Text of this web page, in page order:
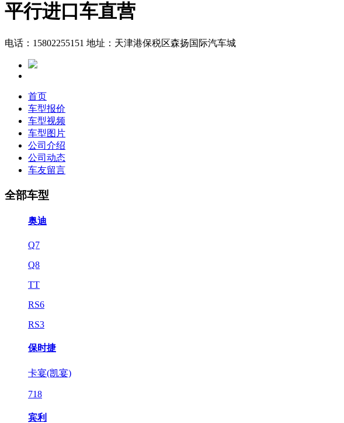
平行进口车直营
电话：15802255151 地址：天津港保税区森扬国际汽车城
首页
车型报价
车型视频
车型图片
公司介绍
公司动态
车友留言
全部车型
奥迪
Q7
Q8
TT
RS6
RS3
保时捷
卡宴(凯宴)
718
宾利